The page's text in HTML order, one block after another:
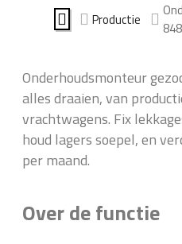
Productie
848
Onderhoudsmonteur
alles draaien, van
vrachtwagens. Fix
houd lagers soepel, en
per maand.
Over de functie